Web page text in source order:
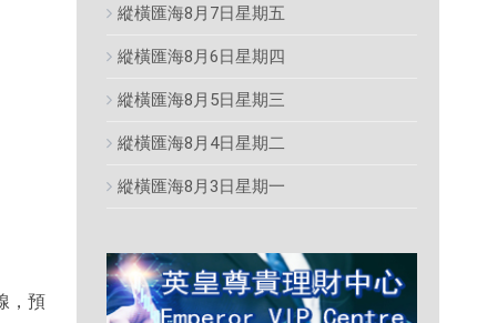
，預
縱橫匯海8月7日星期五
縱橫匯海8月6日星期四
縱橫匯海8月5日星期三
縱橫匯海8月4日星期二
縱橫匯海8月3日星期一